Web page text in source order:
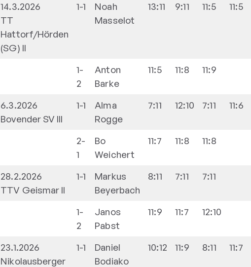
14.3.2026
TT
Hattorf/Hörden
(SG) II
1-1
Noah
Masselot
13:11 9:11 11:5 11:5
1-
2
Anton
Barke
11:5 11:8 11:9
6.3.2026
Bovender SV III
1-1
Alma
Rogge
7:11 12:10 7:11 11:6
2-
1
Bo
Weichert
11:7 11:8 11:8
28.2.2026
TTV Geismar II
1-1
Markus
Beyerbach
8:11 7:11 7:11
1-
2
Janos
Pabst
11:9 11:7 12:10
23.1.2026
Nikolausberger
1-1
Daniel
Bodiako
10:12 11:9 8:11 11:7